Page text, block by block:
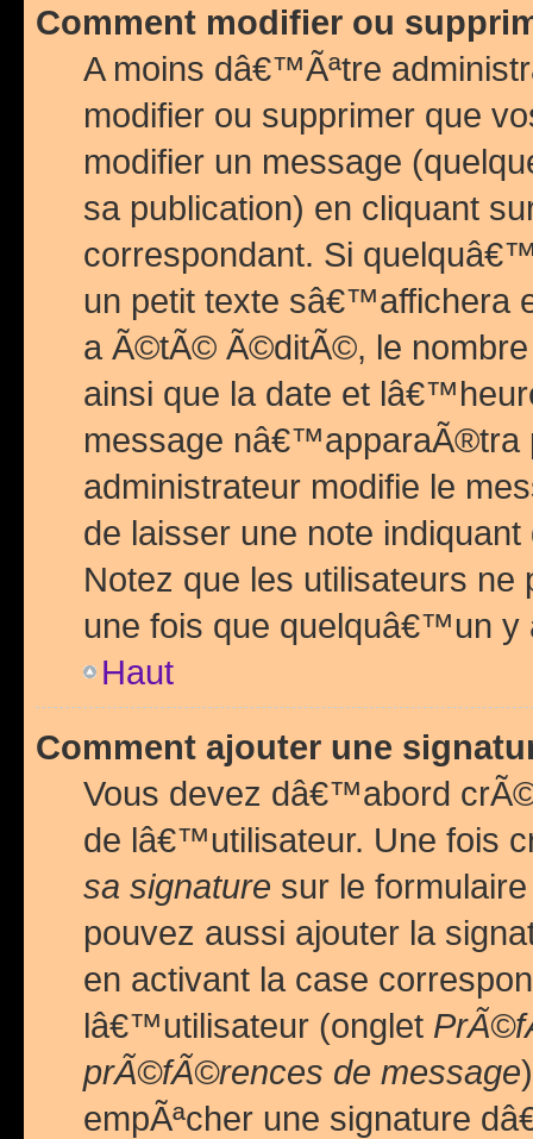
Comment modifier ou
A moins dâ€™Ãªtre
modifier ou supprimer que
modifier un message
sa publication) en cliquant
correspondant. Si
un petit texte sâ€™affichera
a Ã©tÃ© Ã©ditÃ©, le
ainsi que la date et
message nâ€™apparaÃ®tra
administrateur modifie le
de laisser une note
Notez que les utilisateurs
une fois que quelquâ€™un y
Haut
Comment ajouter une
Vous devez dâ€™abord
de lâ€™utilisateur. Une fois
sa signature sur le
pouvez aussi ajouter la
en activant la case
lâ€™utilisateur (onglet
prÃ©fÃ©rences de message
empÃªcher une signature